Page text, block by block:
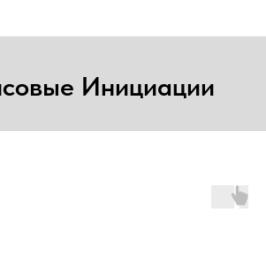
Инициации